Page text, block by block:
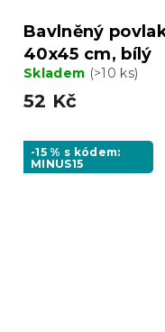
Bavlněný
40x45 cm, bílý
Skladem (>10 ks)
52 Kč
-15 % s kódem:
MINUS15